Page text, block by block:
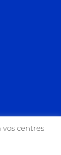
centres